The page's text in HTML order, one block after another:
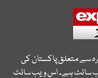
سے متعلق پاکستان کی
سائٹ ہے۔ اس ویب سائٹ